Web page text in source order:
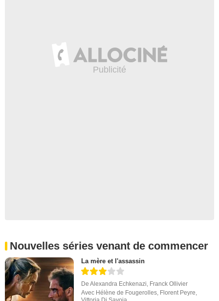
Nouvelles séries venant de commencer
La mère et l'assassin
DeAlexandra Echkenazi, Franck Ollivier
Avec Hélène de Fougerolles, Florent Peyre,